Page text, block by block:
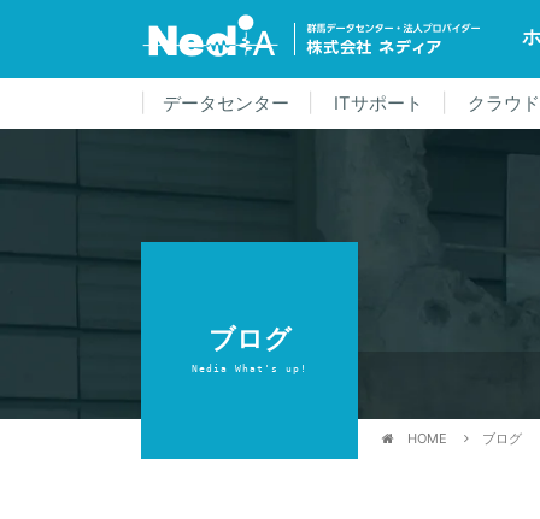
データセンター ITサポート クラウ
ブログ
Nedia What's up!
HOME ブログ